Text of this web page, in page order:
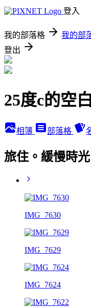
登入
我的部落格 我的部
登出
25度c的空白
相簿 部落格
旅住。緩慢時
IMG_7630
IMG_7629
IMG_7624